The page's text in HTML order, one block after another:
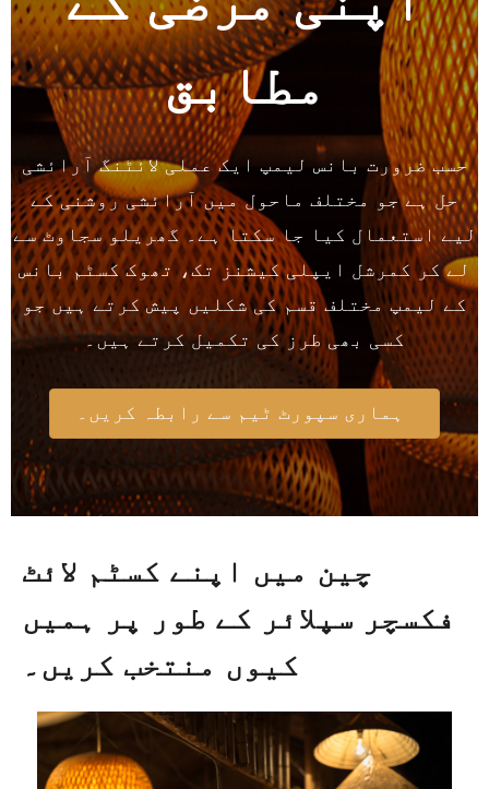
مطابق
حسب ضرورت بانس لیمپ ایک عملی لائٹنگ آرائشی
حل ہے جو مختلف ماحول میں آرائشی روشنی کے
لیے استعمال کیا جا سکتا ہے۔ گھریلو سجاوٹ سے
لے کر کمرشل ایپلی کیشنز تک، تھوک کسٹم بانس
کے لیمپ مختلف قسم کی شکلیں پیش کرتے ہیں جو
کسی بھی طرز کی تکمیل کرتے ہیں۔
ہماری سپورٹ ٹیم سے رابطہ کریں۔
چین میں اپنے کسٹم لائٹ
فکسچر سپلائر کے طور پر ہمیں
کیوں منتخب کریں۔